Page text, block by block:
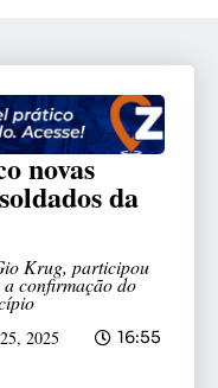
novas
da
Krug, participou
confirmação do
2025 16:55